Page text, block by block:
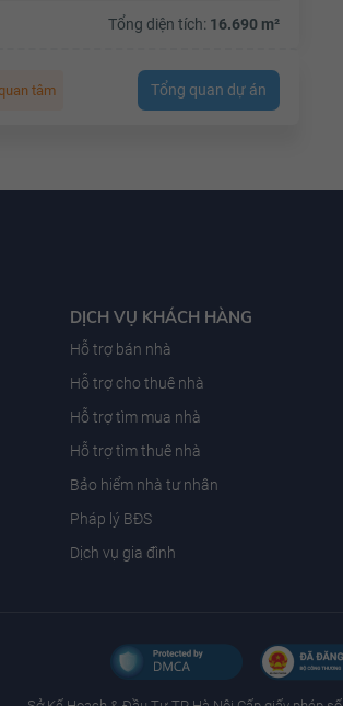
Tổng diện tích: 16.690 m²
tâm Tổng quan dự án
DỊCH VỤ KHÁCH HÀNG
Hỗ trợ bán nhà
Hỗ trợ cho thuê nhà
Hỗ trợ tìm mua nhà
Hỗ trợ tìm thuê nhà
Bảo hiểm nhà tư nhân
Pháp lý BĐS
Dịch vụ gia đình